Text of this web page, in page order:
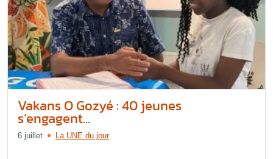
Vakans O Gozyé : 40 jeunes
s’engagent...
6 juillet La UNE du jour